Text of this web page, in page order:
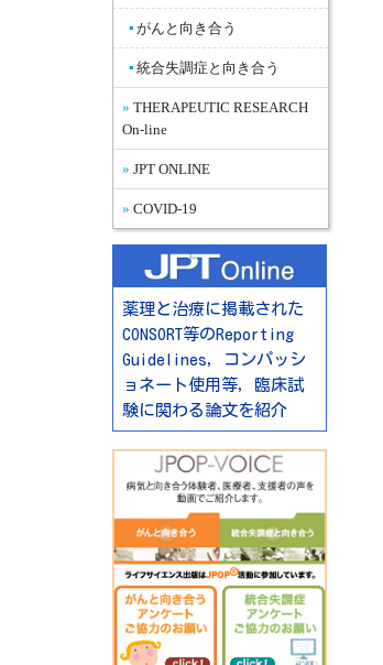
がんと向き合う
統合失調症と向き合う
THERAPEUTIC RESEARCH
On-line
JPT ONLINE
COVID-19
薬理と治療に掲載された
CONSORT等のReporting
Guidelines，コンパッシ
ョネート使用等，臨床試
験に関わる論文を紹介